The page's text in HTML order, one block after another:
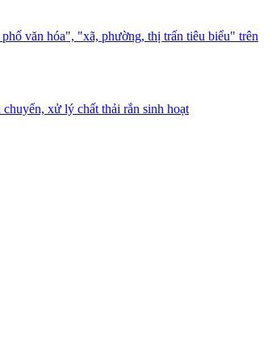
văn hóa", "xã, phường, thị trấn tiêu biểu" trên
xử lý chất thải rắn sinh hoạt